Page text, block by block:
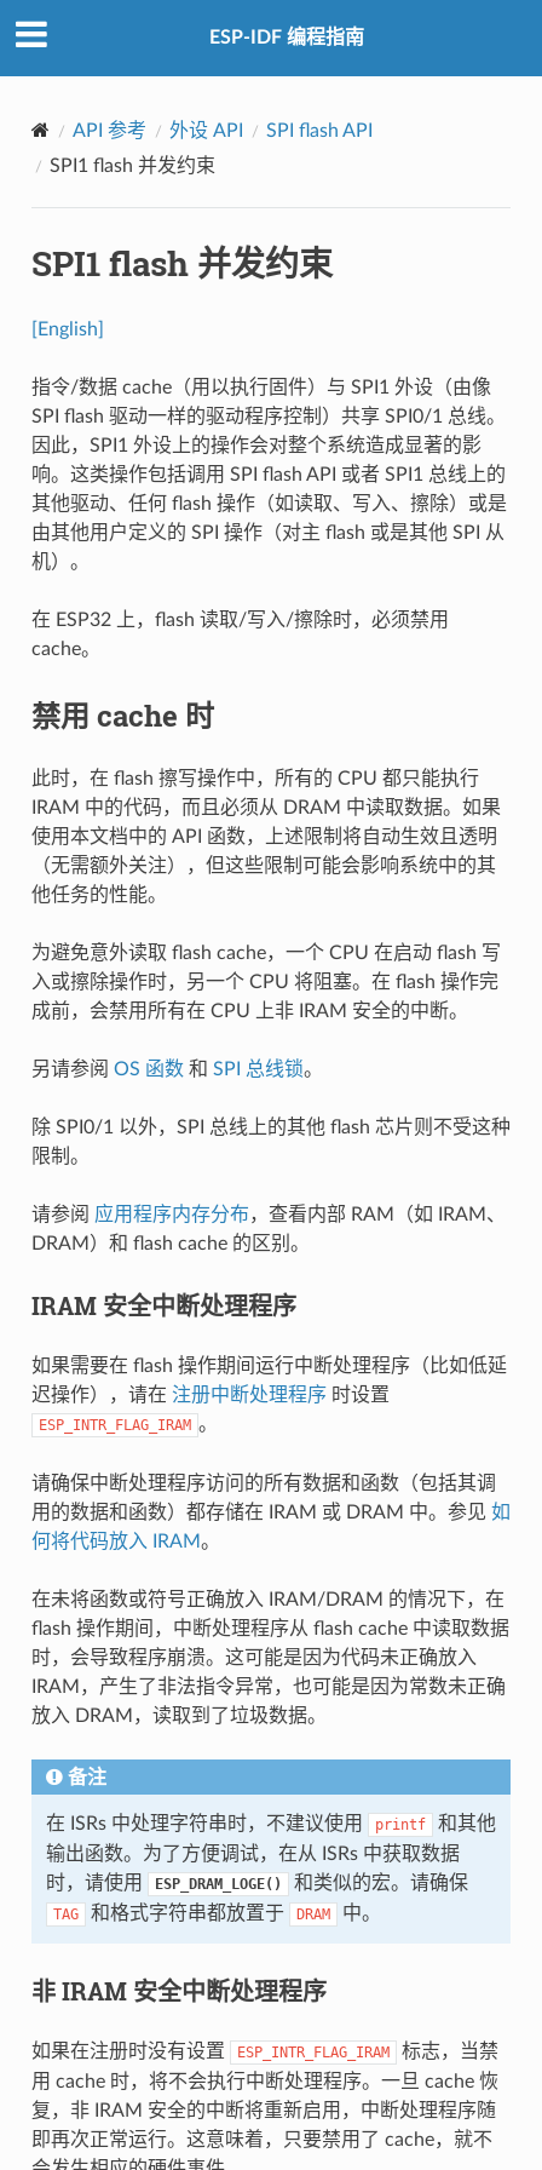
ESP-IDF 编程指南
API 参考 外设 API
SPI flash API
SPI1 flash 并发约束
SPI1 flash 并发约束
[English]
指令/数据 cache（用以执行固件）与 SPI1 外设（由像
SPI flash 驱动一样的驱动程序控制）共享 SPI0/1 总线。
因此，SPI1 外设上的操作会对整个系统造成显著的影
响。这类操作包括调用 SPI flash API 或者 SPI1 总线上的
其他驱动、任何 flash 操作（如读取、写入、擦除）或是
由其他用户定义的 SPI 操作（对主 flash 或是其他 SPI 从
机）。
在 ESP32 上，flash 读取/写入/擦除时，必须禁用
cache。
禁用 cache 时
此时，在 flash 擦写操作中，所有的 CPU 都只能执行
IRAM 中的代码，而且必须从 DRAM 中读取数据。如果
使用本文档中的 API 函数，上述限制将自动生效且透明
（无需额外关注），但这些限制可能会影响系统中的其
他任务的性能。
为避免意外读取 flash cache，一个 CPU 在启动 flash 写
入或擦除操作时，另一个 CPU 将阻塞。在 flash 操作完
成前，会禁用所有在 CPU 上非 IRAM 安全的中断。
另请参阅 OS 函数和 SPI 总线锁。
除 SPI0/1 以外，SPI 总线上的其他 flash 芯片则不受这种
限制。
请参阅 应用程序内存分布，查看内部 RAM（如 IRAM、
DRAM）和 flash cache 的区别。
IRAM 安全中断处理程序
如果需要在 flash 操作期间运行中断处理程序（比如低延
迟操作），请在 注册中断处理程序 时设置
ESP_INTR_FLAG_IRAM 。
请确保中断处理程序访问的所有数据和函数（包括其调
用的数据和函数）都存储在 IRAM 或 DRAM 中。参见 如
何将代码放入 IRAM。
在未将函数或符号正确放入 IRAM/DRAM 的情况下，在
flash 操作期间，中断处理程序从 flash cache 中读取数据
时，会导致程序崩溃。这可能是因为代码未正确放入
IRAM，产生了非法指令异常，也可能是因为常数未正确
放入 DRAM，读取到了垃圾数据。
备注
在 ISRs 中处理字符串时，不建议使用 printf
和其他
输出函数。为了方便调试，在从 ISRs 中获取数据
时，请使用
ESP_DRAM_LOGE() 和类似的宏。请确保
TAG 和格式字符串都放置于 DRAM 中。
非 IRAM 安全中断处理程序
如果在注册时没有设置 ESP_INTR_FLAG_IRAM
标志，当禁
用 cache 时，将不会执行中断处理程序。一旦 cache 恢
复，非 IRAM 安全的中断将重新启用，中断处理程序随
即再次正常运行。这意味着，只要禁用了 cache，就不